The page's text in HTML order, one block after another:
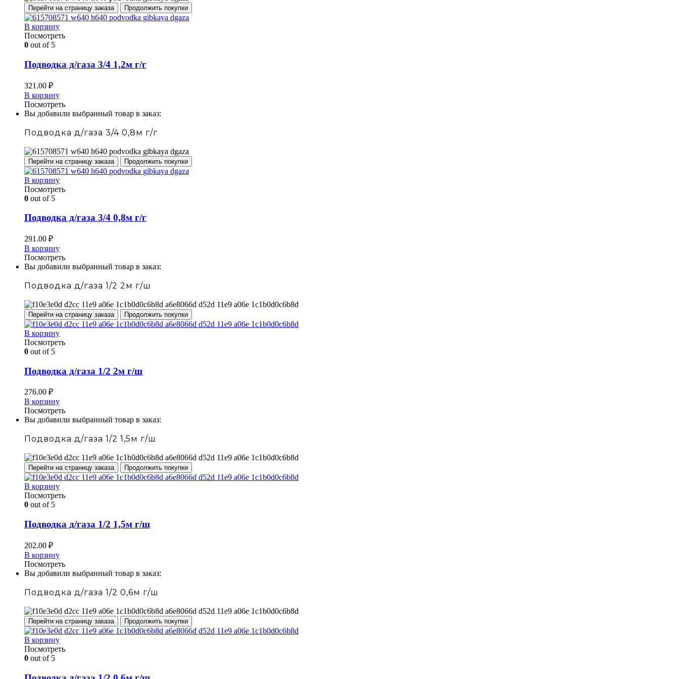
Перейти на страницу заказа Продолжить покупки
В корзину
Посмотреть
0 out of 5
Подводка д/газа 3/4 1,2м г/г
321.00 ₽
В корзину
Посмотреть
Вы добавили выбранный товар в заказ:
Подводка д/газа 3/4 0,8м г/г
Перейти на страницу заказа Продолжить покупки
В корзину
Посмотреть
0 out of 5
Подводка д/газа 3/4 0,8м г/г
291.00 ₽
В корзину
Посмотреть
Вы добавили выбранный товар в заказ:
Подводка д/газа 1/2 2м г/ш
Перейти на страницу заказа Продолжить покупки
В корзину
Посмотреть
0 out of 5
Подводка д/газа 1/2 2м г/ш
276.00 ₽
В корзину
Посмотреть
Вы добавили выбранный товар в заказ:
Подводка д/газа 1/2 1,5м г/ш
Перейти на страницу заказа Продолжить покупки
В корзину
Посмотреть
0 out of 5
Подводка д/газа 1/2 1,5м г/ш
202.00 ₽
В корзину
Посмотреть
Вы добавили выбранный товар в заказ:
Подводка д/газа 1/2 0,6м г/ш
Перейти на страницу заказа Продолжить покупки
В корзину
Посмотреть
0 out of 5